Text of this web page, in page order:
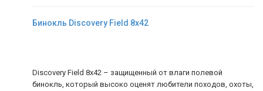
Бинокль Discovery Field 8x42
Discovery Field 8x42 – защищенный от влаги полевой
бинокль, который высоко оценят любители походов, охоты,